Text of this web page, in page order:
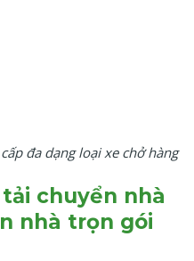
đa dạng loại xe chở hàng
chuyển nhà
nhà trọn gói